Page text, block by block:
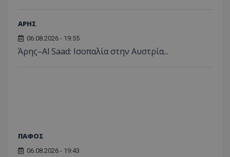
ΑΡΗΣ
06.08.2026 - 19:55
Άρης–Al Saad: Ισοπαλία στην Αυστρία...
ΠΑΦΟΣ
06.08.2026 - 19:43